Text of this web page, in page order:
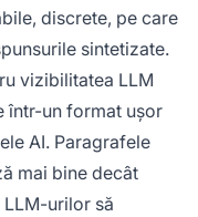
discrete, pe care
sintetizate.
vizibilitatea LLM
într-un format ușor
AI. Paragrafele
mai bine decât
urilor să